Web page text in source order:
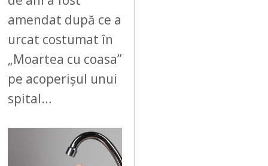
amendat după ce a
urcat costumat în
„Moartea cu coasa”
pe acoperișul unui
spital…